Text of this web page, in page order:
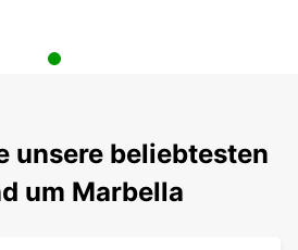
unsere beliebtesten
um Marbella